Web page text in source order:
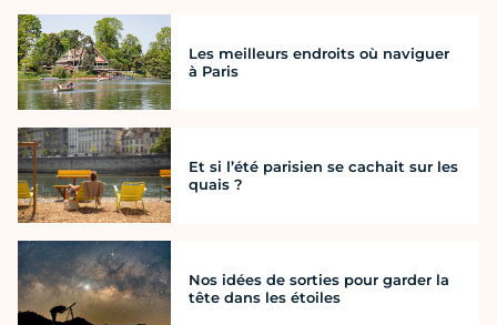
Les meilleurs endroits où naviguer
à Paris
Et si l’été parisien se cachait sur les
quais ?
Nos idées de sorties pour garder la
tête dans les étoiles